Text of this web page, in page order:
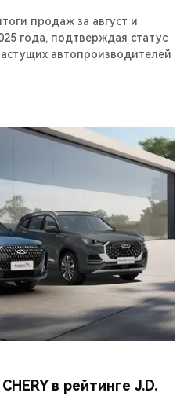
продаж за август и
года, подтверждая статус
автопроизводителей
в рейтинге J.D.